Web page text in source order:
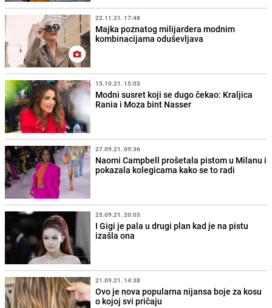
22.11.21. 17:48
Majka poznatog milijardera modnim
kombinacijama oduševljava
15.10.21. 15:03
Modni susret koji se dugo čekao: Kraljica
Rania i Moza bint Nasser
27.09.21. 09:36
Naomi Campbell prošetala pistom u Milanu i
pokazala kolegicama kako se to radi
25.09.21. 20:03
I Gigi je pala u drugi plan kad je na pistu
izašla ona
21.09.21. 14:38
Ovo je nova popularna nijansa boje za kosu
o kojoj svi pričaju